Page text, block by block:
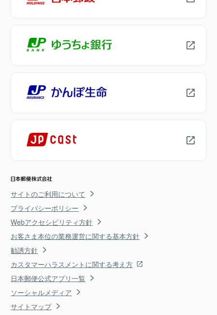
サイトのご利用について
プライバシーポリシー
Webアクセシビリティ方針
お客さま本位の業務運営に関する基本方針
勧誘方針
カスタマーハラスメントに関する考え方
日本郵便公式アプリ一覧
ソーシャルメディア
サイトマップ